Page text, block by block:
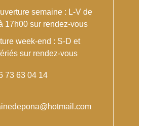
semaine : L-V de
17h00 sur rendez-vous
week-end : S-D et
sur rendez-vous
73 63 04 14